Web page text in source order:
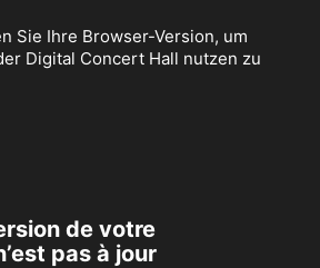
Sie Ihre Browser-Version, um
Digital Concert Hall nutzen zu
de votre
pas à jour